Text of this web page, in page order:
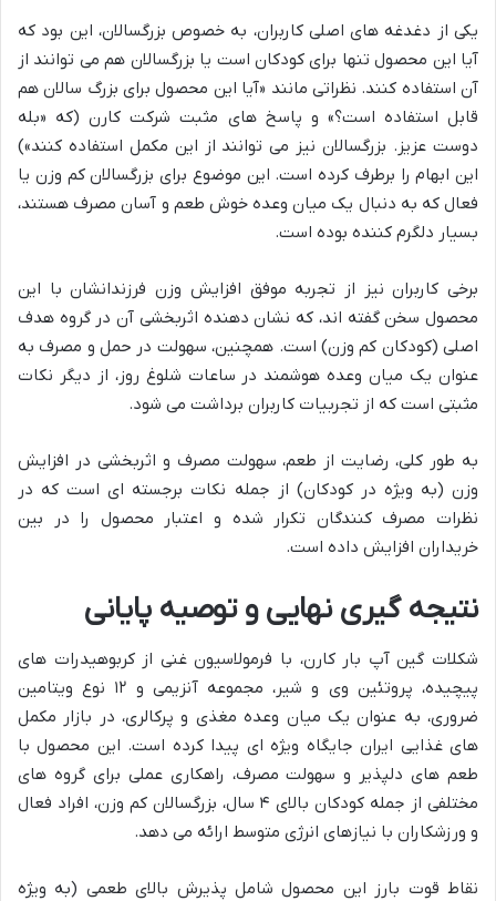
یکی از دغدغه های اصلی کاربران، به خصوص بزرگسالان، این بود که
آیا این محصول تنها برای کودکان است یا بزرگسالان هم می توانند از
آن استفاده کنند. نظراتی مانند «آیا این محصول برای بزرگ سالان هم
قابل استفاده است؟» و پاسخ های مثبت شرکت کارن (که «بله
دوست عزیز. بزرگسالان نیز می توانند از این مکمل استفاده کنند»)
این ابهام را برطرف کرده است. این موضوع برای بزرگسالان کم وزن یا
فعال که به دنبال یک میان وعده خوش طعم و آسان مصرف هستند،
بسیار دلگرم کننده بوده است.
برخی کاربران نیز از تجربه موفق افزایش وزن فرزندانشان با این
محصول سخن گفته اند، که نشان دهنده اثربخشی آن در گروه هدف
اصلی (کودکان کم وزن) است. همچنین، سهولت در حمل و مصرف به
عنوان یک میان وعده هوشمند در ساعات شلوغ روز، از دیگر نکات
مثبتی است که از تجربیات کاربران برداشت می شود.
به طور کلی، رضایت از طعم، سهولت مصرف و اثربخشی در افزایش
وزن (به ویژه در کودکان) از جمله نکات برجسته ای است که در
نظرات مصرف کنندگان تکرار شده و اعتبار محصول را در بین
خریداران افزایش داده است.
نتیجه گیری نهایی و توصیه پایانی
شکلات گین آپ بار کارن، با فرمولاسیون غنی از کربوهیدرات های
پیچیده، پروتئین وی و شیر، مجموعه آنزیمی و ۱۲ نوع ویتامین
ضروری، به عنوان یک میان وعده مغذی و پرکالری، در بازار مکمل
های غذایی ایران جایگاه ویژه ای پیدا کرده است. این محصول با
طعم های دلپذیر و سهولت مصرف، راهکاری عملی برای گروه های
مختلفی از جمله کودکان بالای ۴ سال، بزرگسالان کم وزن، افراد فعال
و ورزشکاران با نیازهای انرژی متوسط ارائه می دهد.
نقاط قوت بارز این محصول شامل پذیرش بالای طعمی (به ویژه